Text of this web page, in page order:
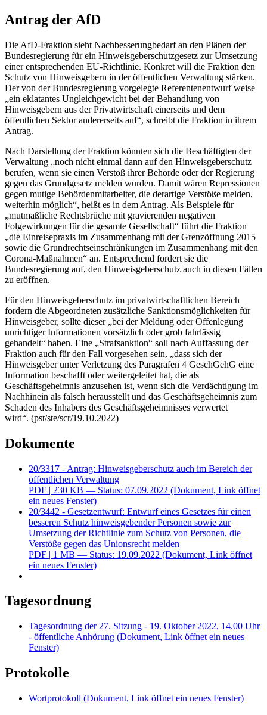
Antrag der AfD
Die AfD-Fraktion sieht Nachbesserungbedarf an den Plänen der
Bundesregierung für ein Hinweisgeberschutzgesetz zur Umsetzung
einer entsprechenden EU-Richtlinie. Konkret will die Fraktion den
Schutz von Hinweisgebern in der öffentlichen Verwaltung stärken.
Der von der Bundesregierung vorgelegte Referentenentwurf weise
„ein eklatantes Ungleichgewicht bei der Behandlung von
Hinweisgebern aus der Privatwirtschaft einerseits und dem
öffentlichen Sektor andererseits auf“, schreibt die Fraktion in ihrem
Antrag.
Nach Darstellung der Fraktion könnten sich die Beschäftigten der
Verwaltung „noch nicht einmal dann auf den Hinweisgeberschutz
berufen, wenn sie einen Verstoß ihrer Behörde oder der Regierung
gegen das Grundgesetz melden würden. Damit wären Repressionen
gegen mutige Behördenmitarbeiter, die derartige Verstöße melden,
weiterhin möglich“, heißt es in dem Antrag. Als Beispiele für
„mutmaßliche Rechtsbrüche mit gravierenden negativen
Folgewirkungen für die gesamte Gesellschaft“ führt die Fraktion
„die Einreisepraxis im Zusammenhang mit der Grenzöffnung 2015
sowie die Grundrechtseinschränkungen im Zusammenhang mit den
Corona-Maßnahmen“ an. Entsprechend fordert sie die
Bundesregierung auf, den Hinweisgeberschutz auch in diesen Fällen
zu eröffnen.
Für den Hinweisgeberschutz im privatwirtschaftlichen Bereich
fordern die Abgeordneten zusätzliche Sanktionsmöglichkeiten für
Hinweisgeber, sollte dieser „bei der Meldung oder Offenlegung
unrichtiger Informationen vorsätzlich oder grob fahrlässig
gehandelt“ haben. Eine „Strafsanktion“ soll nach Auffassung der
Fraktion auch für den Fall vorgesehen sein, „dass sich der
Hinweisgeber unter Verletzung des Paragrafen 4 GeschGehG eine
Information beschafft oder weitergeleitet hat, die als
Geschäftsgeheimnis anzusehen ist, wenn sich die Verdächtigung im
Nachhinein als falsch herausstellt und das Geschäftsgeheimnis zum
Schaden des Inhabers des Geschäftsgeheimnisses verwertet
wird“. (pst/ste/scr/19.10.2022)
Dokumente
20/3317 - Antrag: Hinweisgeberschutz auch im Bereich der
öffentlichen Verwaltung
PDF | 230 KB — Status: 07.09.2022 (Dokument, Link öffnet
ein neues Fenster)
20/3442 - Gesetzentwurf: Entwurf eines Gesetzes für einen
besseren Schutz hinweisgebender Personen sowie zur
Umsetzung der Richtlinie zum Schutz von Personen, die
Verstöße gegen das Unionsrecht melden
PDF | 1 MB — Status: 19.09.2022 (Dokument, Link öffnet
ein neues Fenster)
Tagesordnung
Tagesordnung der 27. Sitzung - 19. Oktober 2022, 14.00 Uhr
- öffentliche Anhörung (Dokument, Link öffnet ein neues
Fenster)
Protokolle
Wortprotokoll (Dokument, Link öffnet ein neues Fenster)